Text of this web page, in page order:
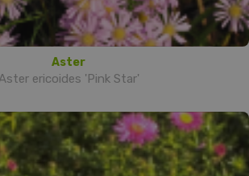
Aster
ericoides 'Pink Star'